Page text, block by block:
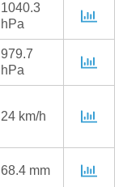
1040.3
hPa
979.7
hPa
24 km/h
68.4 mm